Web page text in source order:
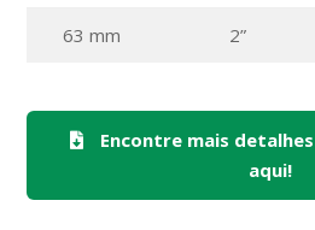
63 mm 2”
Encontre mais
aqui!